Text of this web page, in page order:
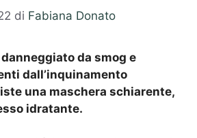
di Fabiana Donato
da smog e
dall’inquinamento
una maschera schiarente,
idratante.